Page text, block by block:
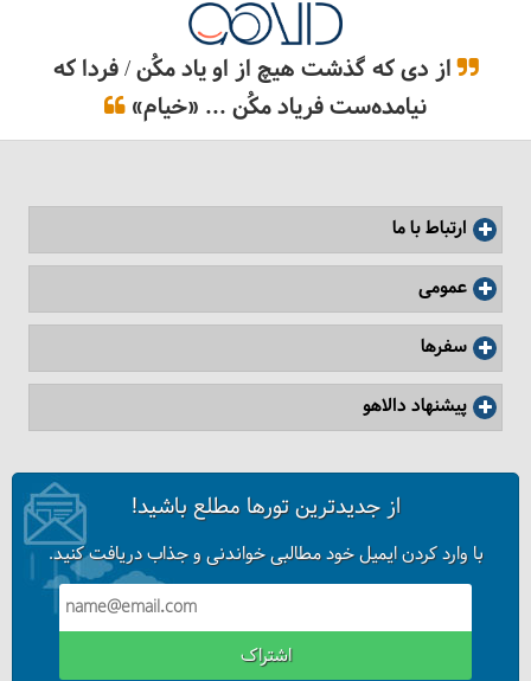
چطور کفش مناسب طبیعت‌گردی بخریم؟
از دی که گذشت هیچ از او یاد مکُن / فردا که
نیامده‌ست فریاد مکُن ... «خیام»
ارتباط با ما
عمومی
سفرها
پیشنهاد دالاهو
از جدیدترین تورها مطلع باشید!
با وارد کردن ایمیل خود مطالبی خواندنی و جذاب دریافت کنید.
اشتراک